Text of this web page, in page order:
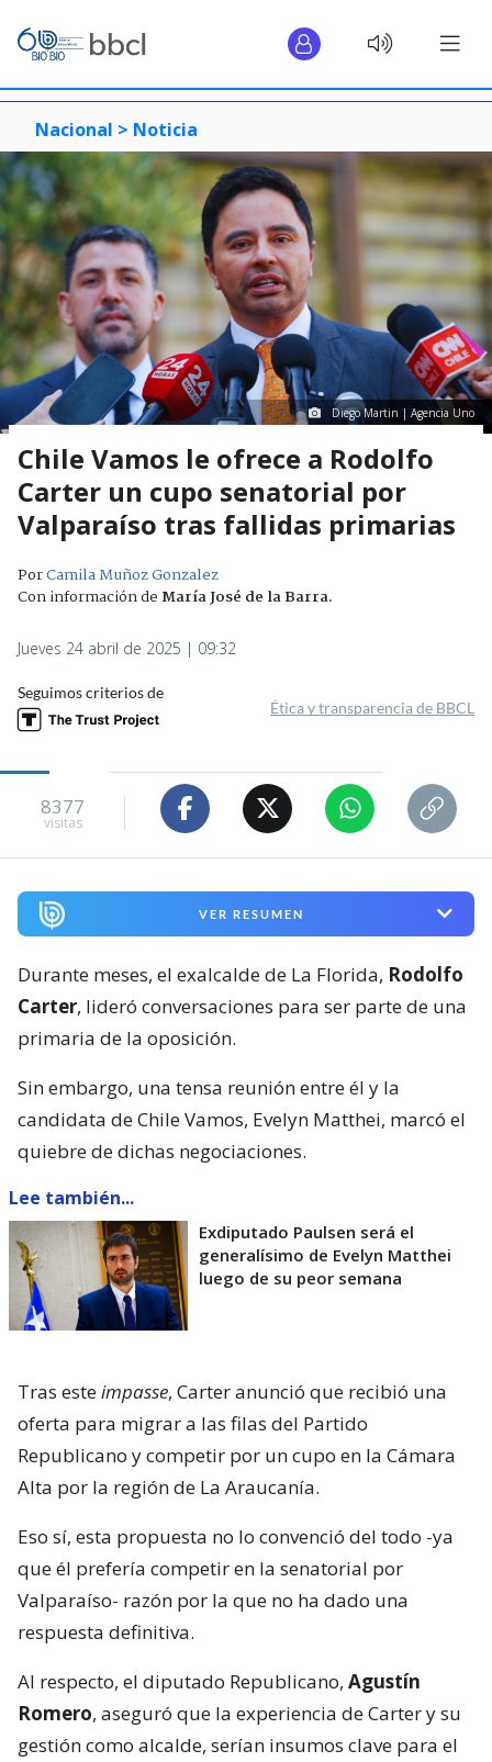
Nacional > Noticia
Diego Martin | Agencia Uno
Chile Vamos le ofrece a Rodolfo
Carter un cupo senatorial por
Valparaíso tras fallidas primarias
PorCamila Muñoz Gonzalez
Con información deMaría José de la Barra.
Jueves 24 abril de 2025 | 09:32
Seguimos criterios de
Ética y transparencia de BBCL
8377
visitas
VER RESUMEN
Durante meses, el exalcalde de La Florida, Rodolfo
Carter, lideró conversaciones para ser parte de una
primaria de la oposición.
Sin embargo, una tensa reunión entre él y la
candidata de Chile Vamos, Evelyn Matthei, marcó el
quiebre de dichas negociaciones.
Lee también...
Exdiputado Paulsen será el
generalísimo de Evelyn Matthei
luego de su peor semana
Tras esteimpasse, Carter anunció que recibió una
oferta para migrar a las filas del Partido
Republicano y competir por un cupo en la Cámara
Alta por la región de La Araucanía.
Eso sí, esta propuesta no lo convenció del todo -ya
que él prefería competir en la senatorial por
Valparaíso- razón por la que no ha dado una
respuesta definitiva.
Al respecto, el diputado Republicano, Agustín
Romero, aseguró que la experiencia de Carter y su
gestión como alcalde, serían insumos clave para el